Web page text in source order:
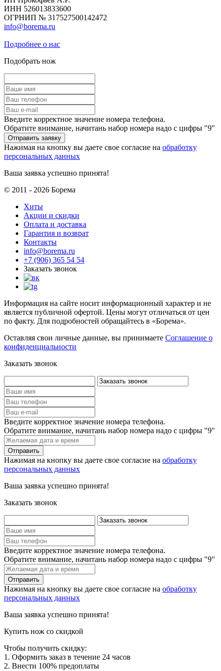
ИНН 526013833600
ОГРНИП № 317527500142472
info@borema.ru
Подробнее о нас
Подобрать нож
Введите корректное значение номера телефона.
Обратите внимание, начитань набор номера надо с цифры "9"
Нажимая на кнопку вы даете свое согласие на обработку
персональных данных
Ваша заявка успешно принята!
© 2011 - 2026 Борема
Хиты
Акции и скидки
Оплата и доставка
Гарантия и возврат
Контакты
info@borema.ru
+7 (906) 365 54 54
Заказать звонок
Информация на сайте носит информационный характер и не
является публичной офертой. Цены могут отличаться от цен
по факту. Для подробностей обращайтесь в «Борема».
Оставляя свои личные данные, вы принимаете Соглашение о
конфиденциальности
Заказать звонок
Введите корректное значение номера телефона.
Обратите внимание, начитань набор номера надо с цифры "9"
Нажимая на кнопку вы даете свое согласие на обработку
персональных данных
Ваша заявка успешно принята!
Заказать звонок
Введите корректное значение номера телефона.
Обратите внимание, начитань набор номера надо с цифры "9"
Нажимая на кнопку вы даете свое согласие на обработку
персональных данных
Ваша заявка успешно принята!
Купить нож со скидкой
Чтобы получить скидку:
1. Оформить заказ в течение 24 часов
2. Внести 100% предоплаты